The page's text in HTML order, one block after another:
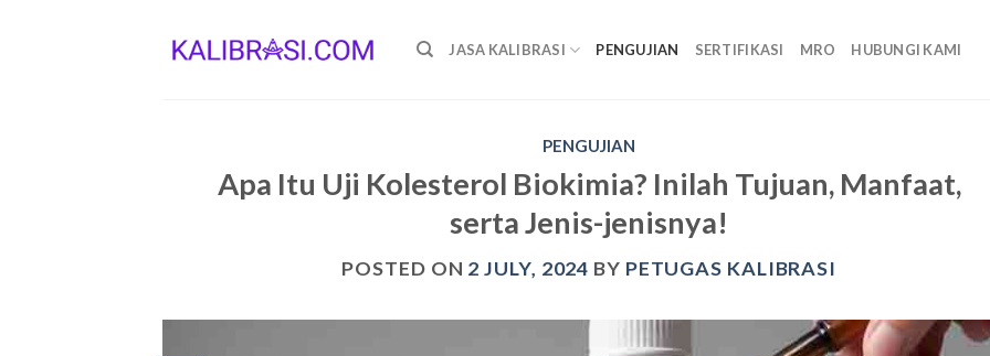
JASA KALIBRASI PENGUJIAN SERTIFIKASI MRO HUBUNGI KAMI
PENGUJIAN
Apa Itu Uji Kolesterol Biokimia? Inilah Tujuan, Manfaat,
serta Jenis-jenisnya!
POSTED ON 2 JULY, 2024 BY PETUGAS KALIBRASI